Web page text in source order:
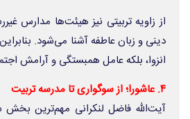
از زاویه تربیتی نیز هیئت‌ها مدارس
دینی و زبان عاطفه آشنا می‌شود.
انزوا، بلکه عامل همبستگی و آرامش
۴. عاشورا؛ از سوگواری تا مدرسه تربیت
آیت‌الله فاضل لنکرانی مهم‌ترین بخش